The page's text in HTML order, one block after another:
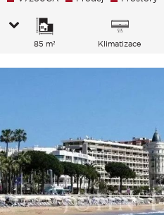
85 m² Klimatizace